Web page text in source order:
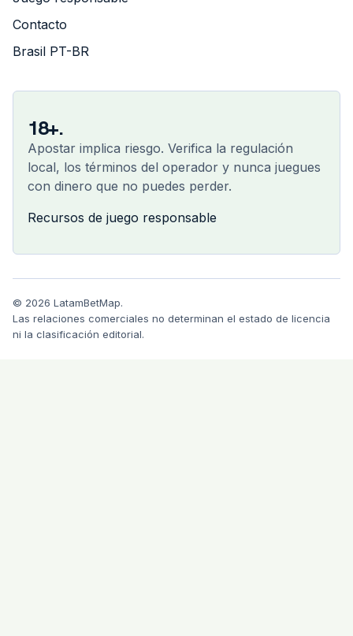
Contacto
Brasil PT-BR
18+.
Apostar implica riesgo. Verifica la regulación
local, los términos del operador y nunca juegues
con dinero que no puedes perder.
Recursos de juego responsable
© 2026 LatamBetMap.
Las relaciones comerciales no determinan el estado de licencia
ni la clasificación editorial.